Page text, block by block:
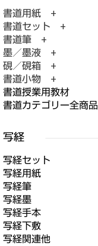
書道用紙 +
書道セット +
書道筆 +
墨／墨液 +
硯／硯箱 +
書道小物 +
書道授業用教材
書道カテゴリー全商品
写経セット
写経用紙
写経筆
写経墨
写経手本
写経下敷
写経関連他